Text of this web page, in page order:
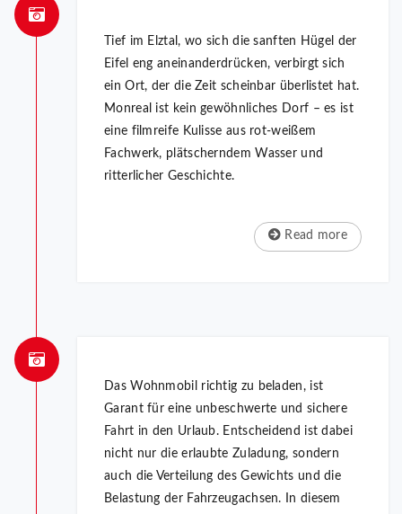
Tief im Elztal, wo sich die sanften Hügel der
Eifel eng aneinanderdrücken, verbirgt sich
ein Ort, der die Zeit scheinbar überlistet hat.
Monreal ist kein gewöhnliches Dorf – es ist
eine filmreife Kulisse aus rot-weißem
Fachwerk, plätscherndem Wasser und
ritterlicher Geschichte.
Read more
Das Wohnmobil richtig zu beladen, ist
Garant für eine unbeschwerte und sichere
Fahrt in den Urlaub. Entscheidend ist dabei
nicht nur die erlaubte Zuladung, sondern
auch die Verteilung des Gewichts und die
Belastung der Fahrzeugachsen. In diesem